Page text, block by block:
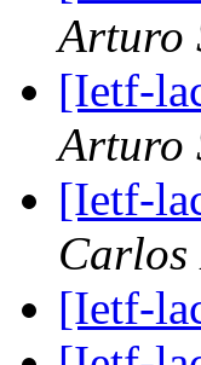
Arturo
[Ietf-
Arturo
[Ietf-
[Ietf-